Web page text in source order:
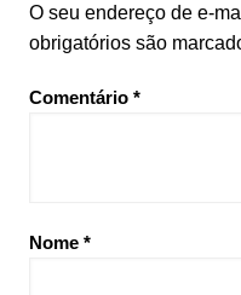
O seu endereço de e-
obrigatórios são
Comentário *
Nome *